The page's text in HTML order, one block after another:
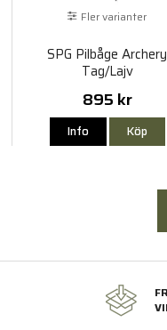
Fler varianter
SPG Pilbåge Archery
Tag/Lajv
895 kr
Info Köp